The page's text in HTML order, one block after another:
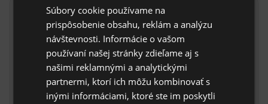
Dostupné aktivity
Prehliadka
Plávanie
Lezenie
Cyklotrasy
Nenáročné
turistické trasy
Horské treky
FRENCH
Súbory cookie používame na
prispôsobenie obsahu, reklám a analýzu
návštevnosti. Informácie o vašom
používaní našej stránky zdieľame aj s
našimi reklamnými a analytickými
partnermi, ktorí ich môžu kombinovať s
inými informáciami, ktoré ste im poskytli